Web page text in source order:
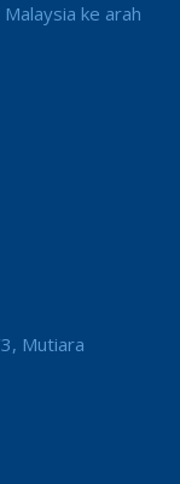
ke arah
Mutiara